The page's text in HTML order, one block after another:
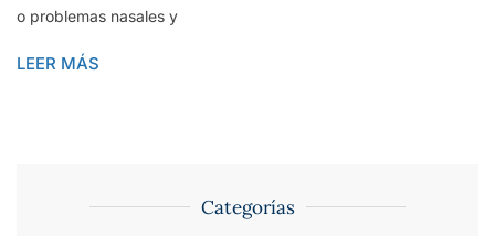
o problemas nasales y
LEER MÁS
Categorías